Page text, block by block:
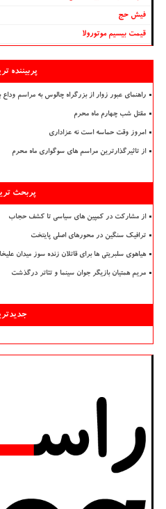
فیش حج
قیمت بیسیم موتورولا
پربیننده
راهنمای عبور زوار از بزرگراه چالوس به مراسم وداع
مقتل شب چهارم ماه محرم
امروز وقت حماسه است نه عزاداری
از تاثیرگذارترین مراسم های سوگواری ماه محرم
پربحث
از مشارکت در کمپین های سیاسی تا کشف حجاب
ترافیک سنگین در محورهای اصلی پایتخت
هیاهوی سلبریتی ها برای قاتلان زنده سوز میدان
مریم همتیان بازیگر جوان سینما و تئاتر درگذشت